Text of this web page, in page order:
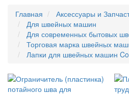
Главная
Аксессуары и
Для швейных машин
Для современных бытовых
Торговая марка швейных
Лапки для швейных машин